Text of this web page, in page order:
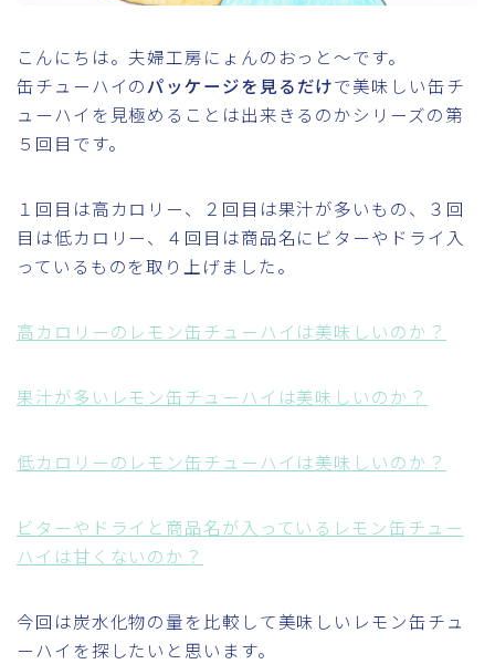
こんにちは。夫婦工房にょんのおっと～です。
缶チューハイのパッケージを見るだけで美味しい缶チ
ューハイを見極めることは出来きるのかシリーズの第
５回目です。
１回目は高カロリー、２回目は果汁が多いもの、３回
目は低カロリー、４回目は商品名にビターやドライ入
っているものを取り上げました。
高カロリーのレモン缶チューハイは美味しいのか？
果汁が多いレモン缶チューハイは美味しいのか？
低カロリーのレモン缶チューハイは美味しいのか？
ビターやドライと商品名が入っているレモン缶チュー
ハイは甘くないのか？
今回は炭水化物の量を比較して美味しいレモン缶チュ
ーハイを探したいと思います。